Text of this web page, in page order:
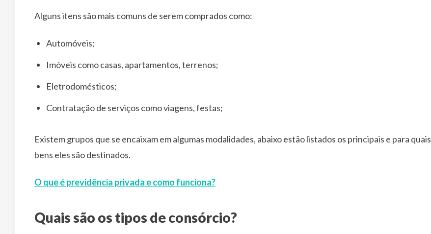
Alguns itens são mais comuns de serem comprados como:
Automóveis;
Imóveis como casas, apartamentos, terrenos;
Eletrodomésticos;
Contratação de serviços como viagens, festas;
Existem grupos que se encaixam em algumas modalidades, abaixo estão listados os principais e para quais
bens eles são destinados.
O que é previdência privada e como funciona?
Quais são os tipos de consórcio?